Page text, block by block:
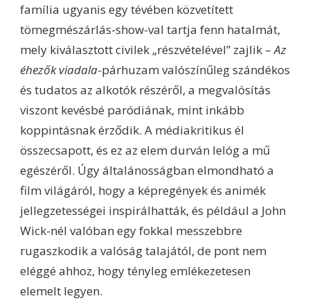
família ugyanis egy tévében közvetített
tömegmészárlás-show-val tartja fenn hatalmát,
mely kiválasztott civilek „részvételével” zajlik –Az
éhezők viadala-párhuzam valószínűleg szándékos
és tudatos az alkotók részéről, a megvalósítás
viszont kevésbé paródiának, mint inkább
koppintásnak érződik. A médiakritikus él
összecsapott, és ez az elem durván lelóg a mű
egészéről. Úgy általánosságban elmondható a
film világáról, hogy a képregények és animék
jellegzetességei inspirálhatták, és például a John
Wick-nél valóban egy fokkal messzebbre
rugaszkodik a valóság talajától, de pont nem
eléggé ahhoz, hogy tényleg emlékezetesen
elemelt legyen.